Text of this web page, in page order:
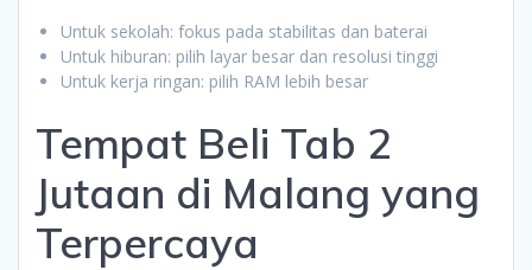
Untuk sekolah: fokus pada stabilitas dan baterai
Untuk hiburan: pilih layar besar dan resolusi tinggi
Untuk kerja ringan: pilih RAM lebih besar
Tempat Beli Tab 2
Jutaan di Malang yang
Terpercaya